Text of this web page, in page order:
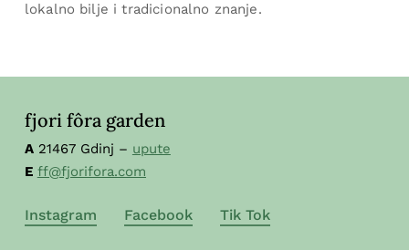
lokalno bilje i tradicionalno znanje.
fjori fôra garden
A21467 Gdinj – upute
E ff@fjorifora.com
Instagram Facebook Tik Tok